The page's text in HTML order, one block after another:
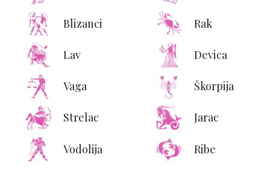
Blizanci Rak
Lav Devica
Vaga Škorpija
Strelac Jarac
Vodolija Ribe